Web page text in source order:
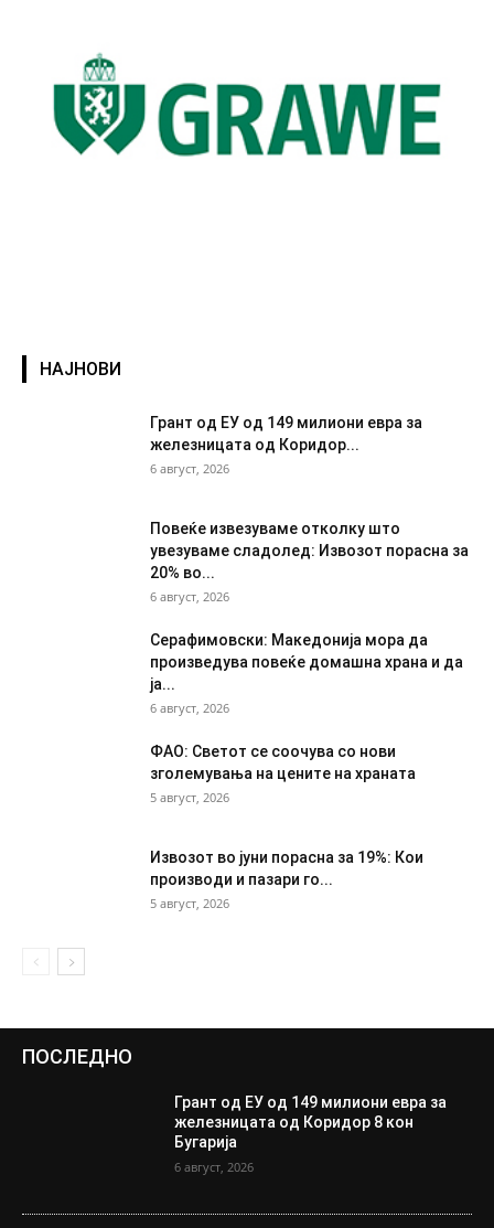
НАЈНОВИ
Грант од ЕУ од 149 милиони евра за
железницата од Коридор...
6 август, 2026
Повеќе извезуваме отколку што
увезуваме сладолед: Извозот порасна за
20% во...
6 август, 2026
Серафимовски: Македонија мора да
произведува повеќе домашна храна и да
ја...
6 август, 2026
ФАО: Светот се соочува со нови
зголемувања на цените на храната
5 август, 2026
Извозот во јуни порасна за 19%: Кои
производи и пазари го...
5 август, 2026
ПОСЛЕДНО
Грант од ЕУ од 149 милиони евра за
железницата од Коридор 8 кон
Бугарија
6 август, 2026